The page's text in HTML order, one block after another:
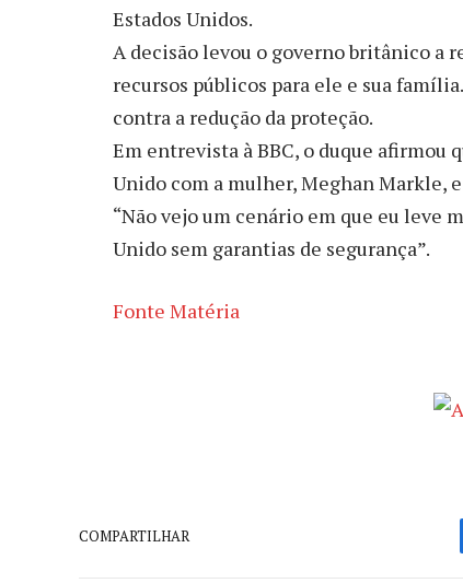
Estados Unidos.
A decisão levou o governo britânico a
recursos públicos para ele e sua
contra a redução da proteção.
Em entrevista à BBC, o duque afirmou
Unido com a mulher, Meghan Markle,
“Não vejo um cenário em que eu leve
Unido sem garantias de segurança”.
Fonte Matéria
COMPARTILHAR